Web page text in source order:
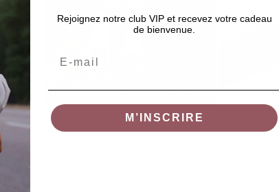
Rejoignez notre club VIP et recevez votre cadeau
de bienvenue.
M’INSCRIRE